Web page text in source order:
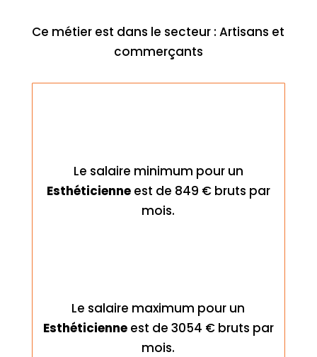
Ce métier est dans le secteur : Artisans et
commerçants
Le salaire minimum pour un
Esthéticienneest de 849 € bruts par
mois.
Le salaire maximum pour un
Esthéticienneest de 3054 € bruts par
mois.